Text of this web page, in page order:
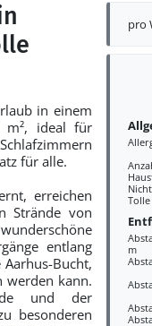
pro
m
in einem
m², ideal für
für alle.
erreichen
Strände von
entlang
Bucht,
werden kann.
und der
besonderen